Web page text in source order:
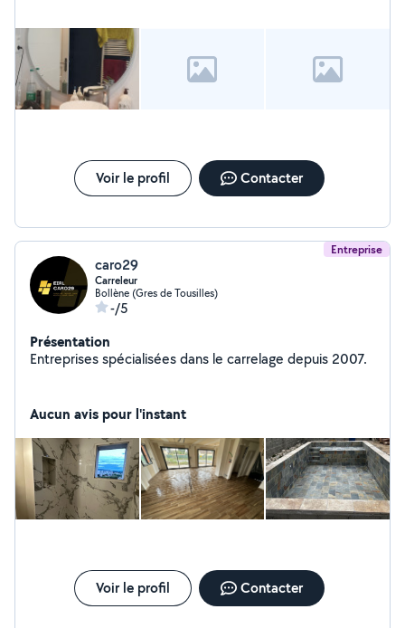
Voir le profil Contacter
Entreprise
caro29
Carreleur
Bollène (Gres de Tousilles)
-/5
Présentation
Entreprises spécialisées dans le carrelage depuis 2007.
Aucun avis pour l'instant
Voir le profil Contacter